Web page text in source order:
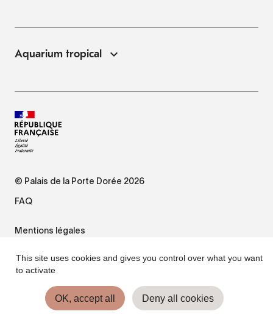
Aquarium tropical
© Palais de la Porte Dorée 2026
FAQ
Mentions légales
Plan du site
Accessibilité : non conforme
This site uses cookies and gives you control over what you want
to activate
OK, accept all Deny all cookies